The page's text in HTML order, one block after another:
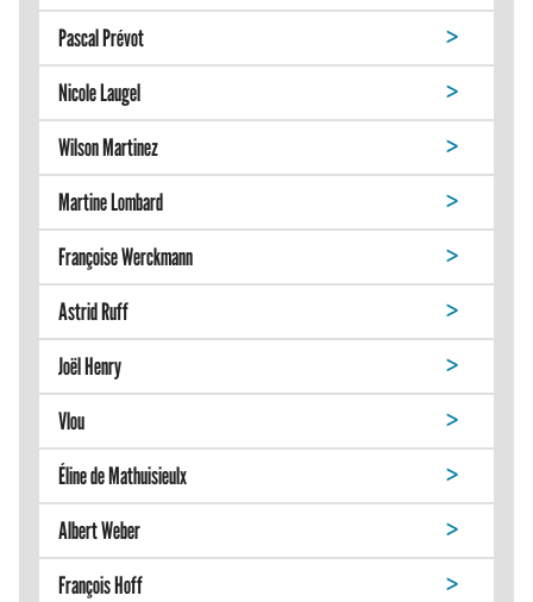
Pascal Prévot
Nicole Laugel
Wilson Martinez
Martine Lombard
Françoise Werckmann
Astrid Ruff
Joël Henry
Vlou
Éline de Mathuisieulx
Albert Weber
François Hoff